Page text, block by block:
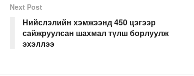
Next Post
Нийслэлийн хэмжээнд 450 цэгээр
сайжруулсан шахмал түлш борлуулж
эхэллээ